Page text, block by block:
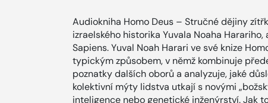
Audiokniha Homo Deus – Stručné dějiny
izraelského historika Yuvala Noaha
Sapiens. Yuval Noah Harari ve své knize
typickým způsobem, v němž kombinuje
poznatky dalších oborů a analyzuje, jaké
kolektivní mýty lidstva utkají s novými
inteligence nebo genetické inženýrství. Jak